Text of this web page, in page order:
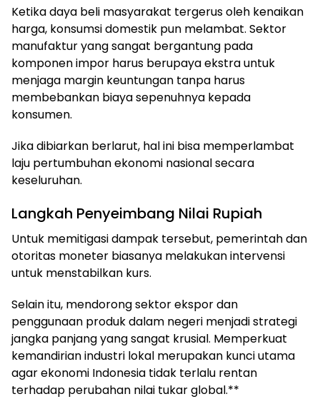
Ketika daya beli masyarakat tergerus oleh kenaikan
harga, konsumsi domestik pun melambat. Sektor
manufaktur yang sangat bergantung pada
komponen impor harus berupaya ekstra untuk
menjaga margin keuntungan tanpa harus
membebankan biaya sepenuhnya kepada
konsumen.
Jika dibiarkan berlarut, hal ini bisa memperlambat
laju pertumbuhan ekonomi nasional secara
keseluruhan.
Langkah Penyeimbang Nilai Rupiah
Untuk memitigasi dampak tersebut, pemerintah dan
otoritas moneter biasanya melakukan intervensi
untuk menstabilkan kurs.
Selain itu, mendorong sektor ekspor dan
penggunaan produk dalam negeri menjadi strategi
jangka panjang yang sangat krusial. Memperkuat
kemandirian industri lokal merupakan kunci utama
agar ekonomi Indonesia tidak terlalu rentan
terhadap perubahan nilai tukar global.**